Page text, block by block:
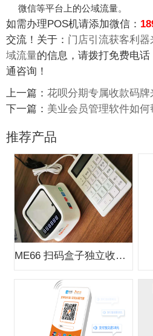
微信等平台上的公域流量。
如需办理POS机请添加微信：
交流！关于： 门店引流获客利
域流量的信息，请拨打免费电话
通咨询！
上一篇： 花呗分期专属收款码牌
下一篇： 美业会员管理软件如何
推荐产品
ME66 扫码盒子独立收款支付盒子